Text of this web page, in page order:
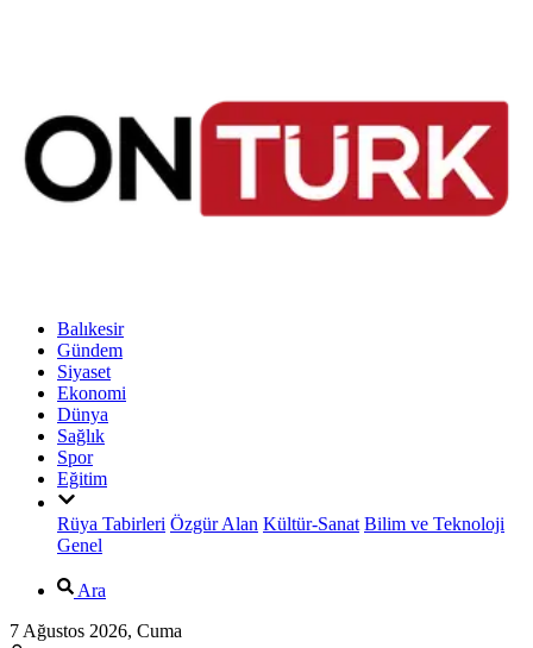
Balıkesir
Gündem
Siyaset
Ekonomi
Dünya
Sağlık
Spor
Eğitim
Rüya Tabirleri Özgür Alan Kültür-Sanat Bilim ve Teknoloji
Genel
Ara
7 Ağustos 2026, Cuma